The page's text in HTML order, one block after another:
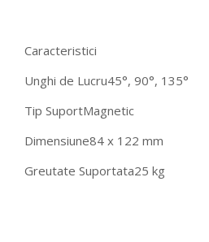
Caracteristici
Unghi de Lucru45°, 90°, 135°
Tip SuportMagnetic
Dimensiune84 x 122 mm
Greutate Suportata25 kg